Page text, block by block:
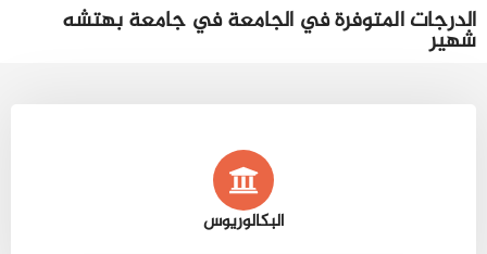
الدرجات المتوفرة في الجامعة في جامعة بهتشه
شهير
البكالوريوس